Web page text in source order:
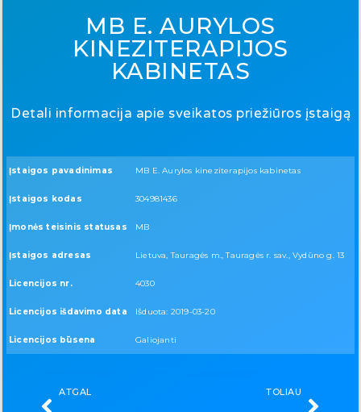
MB E. AURYLOS
KINEZITERAPIJOS
KABINETAS
Detali informacija apie sveikatos priežiūros įstaigą
Įstaigos pavadinimas MB E. Aurylos kineziterapijos kabinetas
Įstaigos kodas 304981436
Įmonės teisinis statusas MB
Įstaigos adresas Lietuva, Tauragės m., Tauragės r. sav., Vydūno g. 13
Licencijos nr. 4030
Licencijos išdavimo data Išduota: 2019-03-20
Licencijos būsena Galiojanti
ATGAL TOLIAU